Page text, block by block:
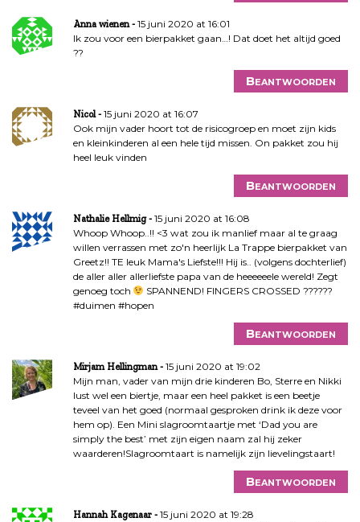
Anna wienen
15 juni 2020 at 16:01
Ik zou voor een bierpakket gaan…! Dat doet het altijd goed
??
Beantwoorden
Nicol
15 juni 2020 at 16:07
Ook mijn vader hoort tot de risicogroep en moet zijn kids
en kleinkinderen al een hele tijd missen. On pakket zou hij
heel leuk vinden
Beantwoorden
Nathalie Hellmig
15 juni 2020 at 16:08
Whoop Whoop..!! <3 wat zou ik manlief maar al te graag
willen verrassen met zo'n heerlijk La Trappe bierpakket van
Greetz!! TE leuk Mama's Liefste!!! Hij is.. (volgens dochterlief)
de aller aller allerliefste papa van de heeeeeele wereld! Zegt
genoeg toch
SPANNEND! FINGERS CROSSED ??????
#duimen #hopen
Beantwoorden
Mirjam Hellingman
15 juni 2020 at 19:02
Mijn man, vader van mijn drie kinderen Bo, Sterre en Nikki
lust wel een biertje, maar een heel pakket is een beetje
teveel van het goed (normaal gesproken drink ik deze voor
hem op). Een Mini slagroomtaartje met ‘Dad you are
simply the best’ met zijn eigen naam zal hij zeker
waarderen!Slagroomtaart is namelijk zijn lievelingstaart!
Beantwoorden
Hannah Kagenaar
15 juni 2020 at 19:28